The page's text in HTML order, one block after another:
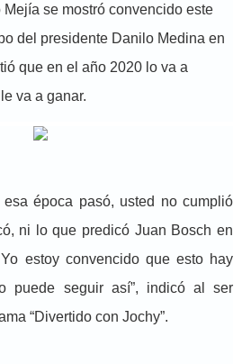
se mostró convencido este
del presidente Danilo Medina en
que en el año 2020 lo va a
va a ganar.
esa época pasó, usted no cumplió
ni lo que predicó Juan Bosch en
estoy convencido que esto hay
puede seguir así”, indicó al ser
“Divertido con Jochy”.